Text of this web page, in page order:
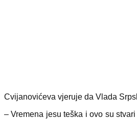
Cvijanovićeva vjeruje da Vlada
– Vremena jesu teška i ovo su